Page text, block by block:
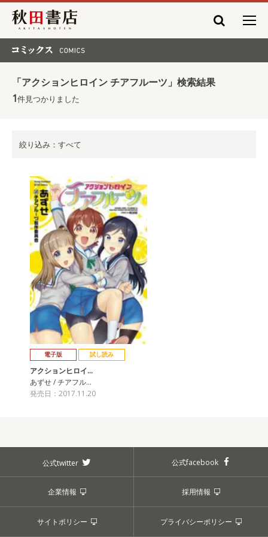
秋田書店
「アクションヒロイン チアフルーツ」検索結果
1件見つかりました
絞り込み：すべて
電子版 試し読み
アクションヒロイ…
あずせ / チアフル…
発売日：2017.11.20
公式twitter 公式facebook
企業情報 採用情報
サイトポリシー プライバシーポリシー